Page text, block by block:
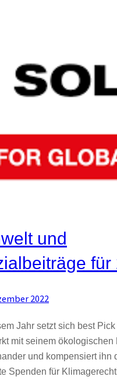
und
für
2022
Jahr setzt sich best
mit seinem ökologischen
und kompensiert ihn
Spenden für